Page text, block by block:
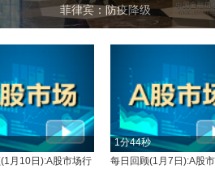
菲律宾：防疫降级
月10日):A股市场行
1分44秒
每日回顾(1月7日):A股